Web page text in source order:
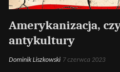
Amerykanizacja,
antykultury
Dominik Liszkowski 7 czerwca 2023